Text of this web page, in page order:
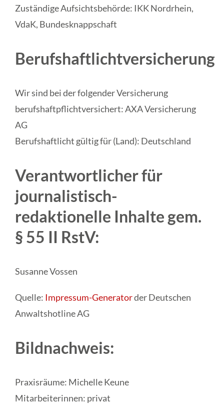
Zuständige Aufsichtsbehörde: IKK Nordrhein,
VdaK, Bundesknappschaft
Berufshaftlichtversicherung
Wir sind bei der folgender Versicherung
berufshaftpflichtversichert: AXA Versicherung
AG
Berufshaftlicht gültig für (Land): Deutschland
Verantwortlicher für
journalistisch-
redaktionelle Inhalte gem.
§ 55 II RstV:
Susanne Vossen
Quelle: Impressum-Generatorder Deutschen
Anwaltshotline AG
Bildnachweis:
Praxisräume: Michelle Keune
Mitarbeiterinnen: privat